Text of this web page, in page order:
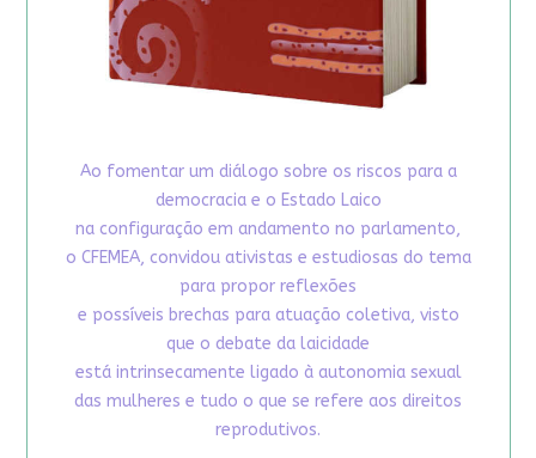
Ao fomentar um diálogo sobre os riscos para a
democracia e o Estado Laico
na configuração em andamento no parlamento,
o CFEMEA, convidou ativistas e estudiosas do tema
para propor reflexões
e possíveis brechas para atuação coletiva, visto
que o debate da laicidade
está intrinsecamente ligado à autonomia sexual
das mulheres e tudo o que se refere aos direitos
reprodutivos.